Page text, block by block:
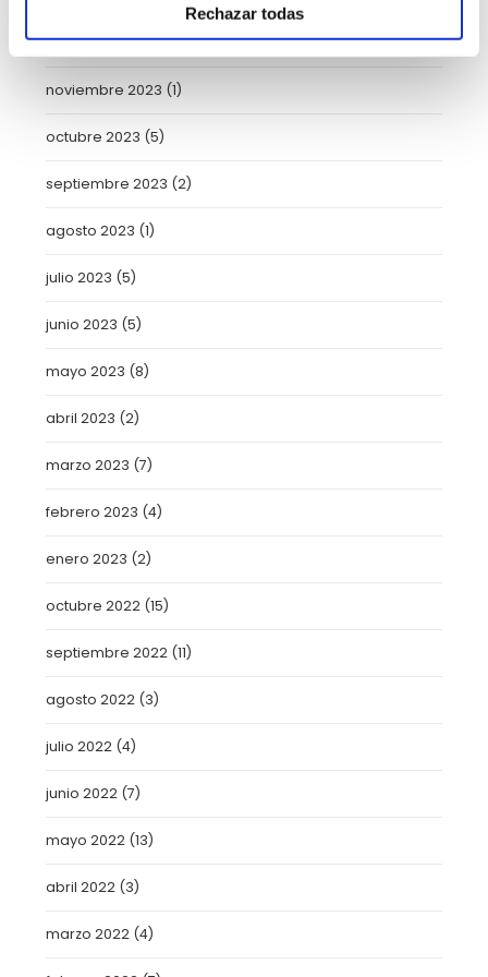
Rechazar todas
enero 2024(2)
noviembre 2023 (1)
octubre 2023 (5)
septiembre 2023 (2)
agosto 2023 (1)
julio 2023 (5)
junio 2023 (5)
mayo 2023 (8)
abril 2023 (2)
marzo 2023 (7)
febrero 2023 (4)
enero 2023 (2)
octubre 2022 (15)
septiembre 2022 (11)
agosto 2022 (3)
julio 2022 (4)
junio 2022 (7)
mayo 2022 (13)
abril 2022 (3)
marzo 2022 (4)